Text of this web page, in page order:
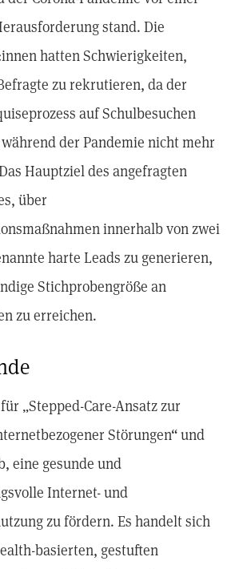
stand. Die
hatten Schwierigkeiten,
zu rekrutieren, da der
auf Schulbesuchen
der Pandemie nicht mehr
Hauptziel des angefragten
über
innerhalb von zwei
harte Leads zu generieren,
Stichprobengröße an
zu erreichen.
„Stepped-Care-Ansatz zur
Störungen“ und
eine gesunde und
Internet- und
zu fördern. Es handelt sich
basierten, gestuften